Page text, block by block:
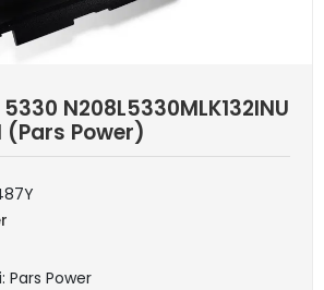
N208L5330MLK132INU
Power)
Pars Power